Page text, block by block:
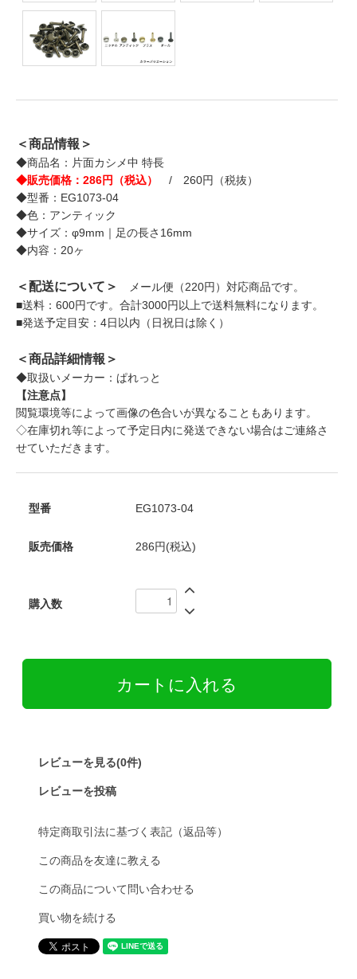
＜商品情報＞
◆商品名：片面カシメ中 特長
◆販売価格：286円（税込）
/ 260円（税抜）
◆型番：EG1073-04
◆色：アンティック
◆サイズ：φ9mm｜足の長さ16mm
◆内容：20ヶ
＜配送について＞
メール便（220円）対応商品です。
■送料：600円です。合計3000円以上で送料無料になります。
■発送予定目安：4日以内（日祝日は除く）
＜商品詳細情報＞
◆取扱いメーカー：ぱれっと
【注意点】
閲覧環境等によって画像の色合いが異なることもあります。
◇在庫切れ等によって予定日内に発送できない場合はご連絡さ
せていただきます。
型番 EG1073-04
販売価格 286円(税込)
購入数
レビューを見る(0件)
レビューを投稿
特定商取引法に基づく表記（返品等）
この商品を友達に教える
この商品について問い合わせる
買い物を続ける